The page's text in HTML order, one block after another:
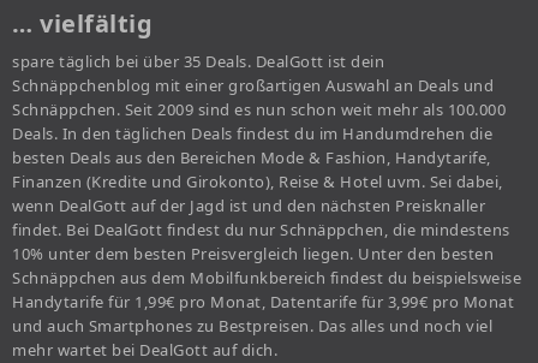
… vielfältig
spare täglich bei über 35 Deals. DealGott ist dein
Schnäppchenblog mit einer großartigen Auswahl an Deals und
Schnäppchen. Seit 2009 sind es nun schon weit mehr als 100.000
Deals. In den täglichen Deals findest du im Handumdrehen die
besten Deals aus den Bereichen Mode & Fashion, Handytarife,
Finanzen (Kredite und Girokonto), Reise & Hotel uvm. Sei dabei,
wenn DealGott auf der Jagd ist und den nächsten Preisknaller
findet. Bei DealGott findest du nur Schnäppchen, die mindestens
10% unter dem besten Preisvergleich liegen. Unter den besten
Schnäppchen aus dem Mobilfunkbereich findest du beispielsweise
Handytarife für 1,99€ pro Monat, Datentarife für 3,99€ pro Monat
und auch Smartphones zu Bestpreisen. Das alles und noch viel
mehr wartet bei DealGott auf dich.